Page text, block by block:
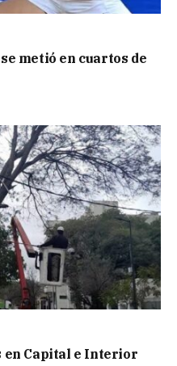
metió en cuartos de
en Capital e Interior